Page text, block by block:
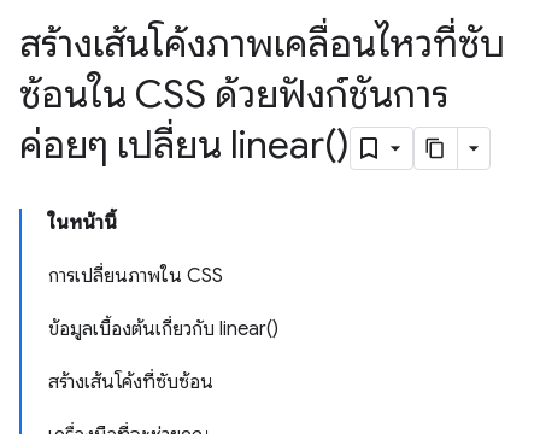
สร้างเส้นโค้งภาพเคลื่อนไหวที่ซับ
ซ้อนใน CSS ด้วยฟังก์ชันการ
ค่อยๆ เปลี่ยน linear()
ในหน้านี้
การเปลี่ยนภาพใน CSS
ข้อมูลเบื้องต้นเกี่ยวกับ linear()
สร้างเส้นโค้งที่ซับซ้อน